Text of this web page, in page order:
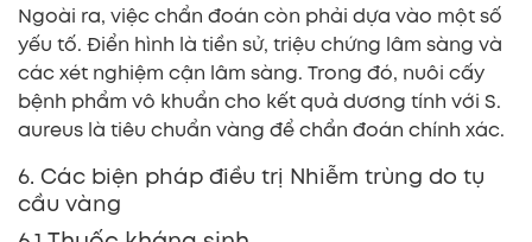
Ngoài ra, việc chẩn đoán còn phải dựa vào một số
yếu tố. Điển hình là tiền sử, triệu chứng lâm sàng và
các xét nghiệm cận lâm sàng. Trong đó, nuôi cấy
bệnh phẩm vô khuẩn cho kết quả dương tính với S.
aureus là tiêu chuẩn vàng để chẩn đoán chính xác.
6. Các biện pháp điều trị Nhiễm trùng do tụ
cầu vàng